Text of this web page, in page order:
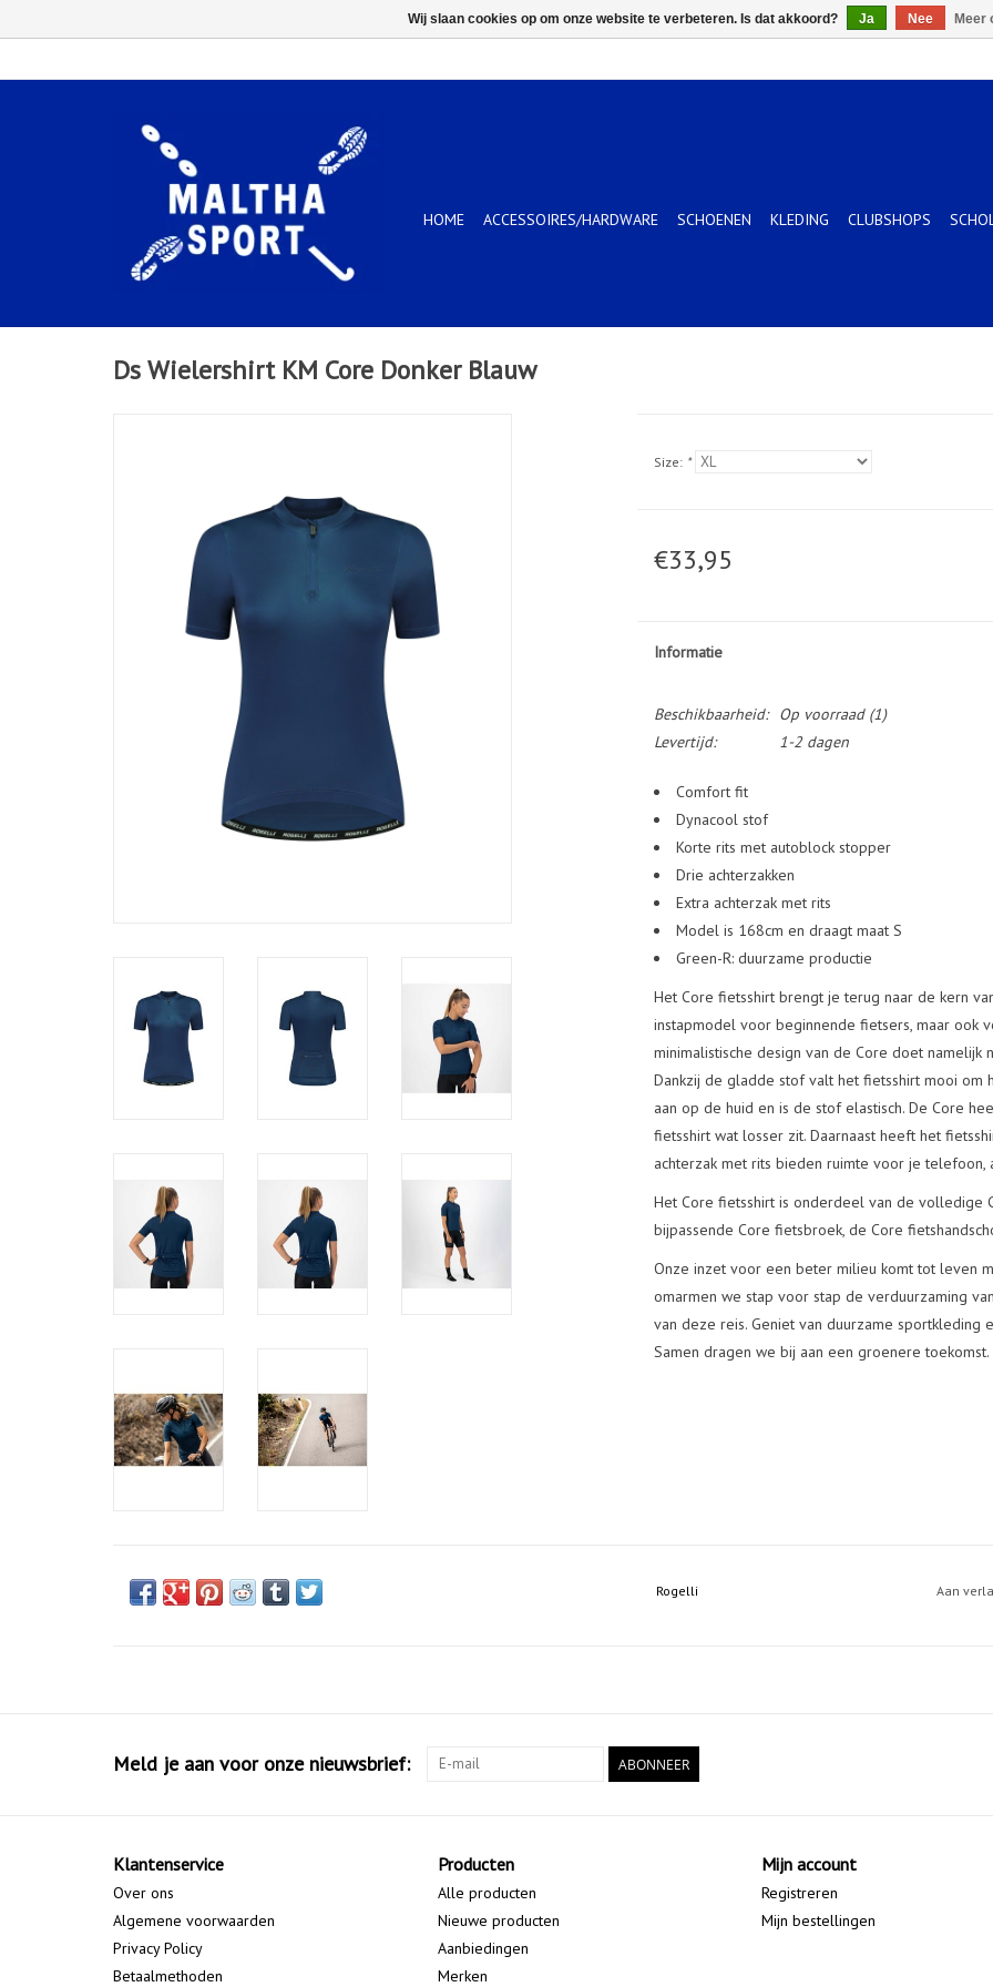
HOME ACCESSOIRES/HARDWARE SCHOENEN KLEDING CLUBSHOPS
Ds Wielershirt KM Core Donker Blauw
Size: *
€33,95
Informatie
Beschikbaarheid: Op voorraad(1)
Levertijd:
1-2 dagen
Comfort fit
Dynacool stof
Korte rits met autoblock stopper
Drie achterzakken
Extra achterzak met rits
Model is 168cm en draagt maat S
Green-R: duurzame productie
Het Core fietsshirt brengt je terug naar de kern
instapmodel voor beginnende fietsers, maar ook
minimalistische design van de Core doet
Dankzij de gladde stof valt het fietsshirt mooi om
aan op de huid en is de stof elastisch. De Core
fietsshirt wat losser zit. Daarnaast heeft het
achterzak met rits bieden ruimte voor je telefoon,
Het Core fietsshirt is onderdeel van de volledige
bijpassende Core fietsbroek, de Core
Onze inzet voor een beter milieu komt tot leven
omarmen we stap voor stap de verduurzaming
van deze reis. Geniet van duurzame
Samen dragen we bij aan een groenere toekomst.
Rogelli Aan
Meld je aan voor onze nieuwsbrief: ABONNEER
Klantenservice
Over ons
Algemene voorwaarden
Privacy Policy
Betaalmethoden
Producten
Alle producten
Nieuwe producten
Aanbiedingen
Merken
Mijn account
Registreren
Mijn bestellingen
Wij slaan cookies op om onze website te verbeteren. Is dat akkoord? Ja Nee Meer